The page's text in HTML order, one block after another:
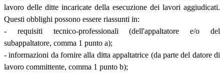
lavoro delle ditte incaricate della esecuzione dei lavori aggiudicati.
Questi obblighi possono essere riassunti in:
- requisiti tecnico-professionali (dell'appaltatore e/o del
subappaltatore, comma 1 punto a);
- informazioni da fornire alla ditta appaltatrice (da parte del datore di
lavoro committente, comma 1 punto b);